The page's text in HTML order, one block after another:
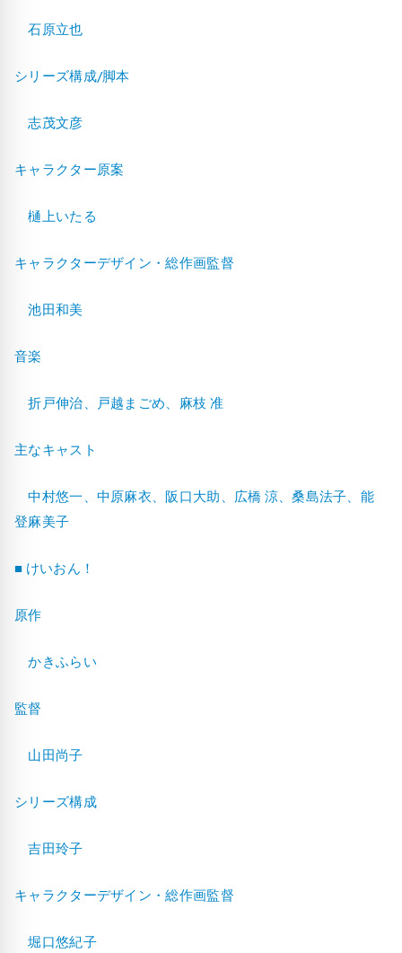
石原立也
シリーズ構成/脚本
志茂文彦
キャラクター原案
樋上いたる
キャラクターデザイン・総作画監督
池田和美
音楽
折戸伸治、戸越まごめ、麻枝 准
主なキャスト
中村悠一、中原麻衣、阪口大助、広橋 涼、桑島法子、能
登麻美子
■ けいおん！
原作
かきふらい
監督
山田尚子
シリーズ構成
吉田玲子
キャラクターデザイン・総作画監督
堀口悠紀子